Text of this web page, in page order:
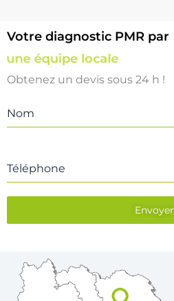
Votre diagnostic PMR par
une équipe locale
Obtenez un devis sous 24 h !
Nom
Téléphone
Envoyer